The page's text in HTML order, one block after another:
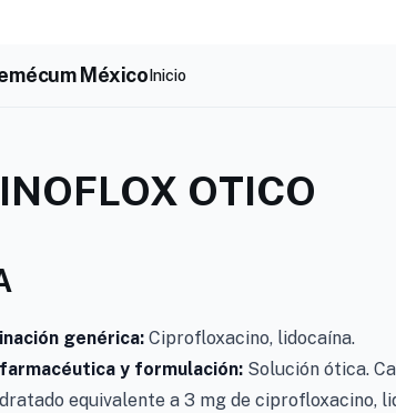
MéxicoInicio
OTICO
genérica: Ciprofloxacino, lidocaína.
y formulación: Solución ótica.
equivalente a 3 mg de ciprofloxacino,